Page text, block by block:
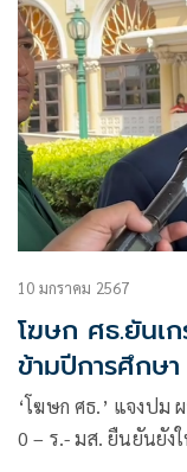
10 มกราคม 2567
โฆษก ศธ.ยันเ
ข้ามปีการศึกษา
‘โฆษก ศธ.’ แจงปม
0 – ร.- มส. ยืนยันยัง